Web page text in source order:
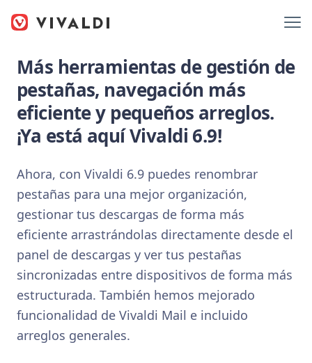
Más herramientas de gestión de
pestañas, navegación más
eficiente y pequeños arreglos.
¡Ya está aquí Vivaldi 6.9!
Ahora, con Vivaldi 6.9 puedes renombrar
pestañas para una mejor organización,
gestionar tus descargas de forma más
eficiente arrastrándolas directamente desde el
panel de descargas y ver tus pestañas
sincronizadas entre dispositivos de forma más
estructurada. También hemos mejorado
funcionalidad de Vivaldi Mail e incluido
arreglos generales.